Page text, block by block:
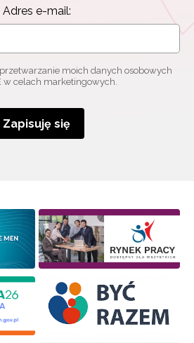
Adres e-mail:
moich danych osobowych
w celach marketingowych.
Zapisuję się